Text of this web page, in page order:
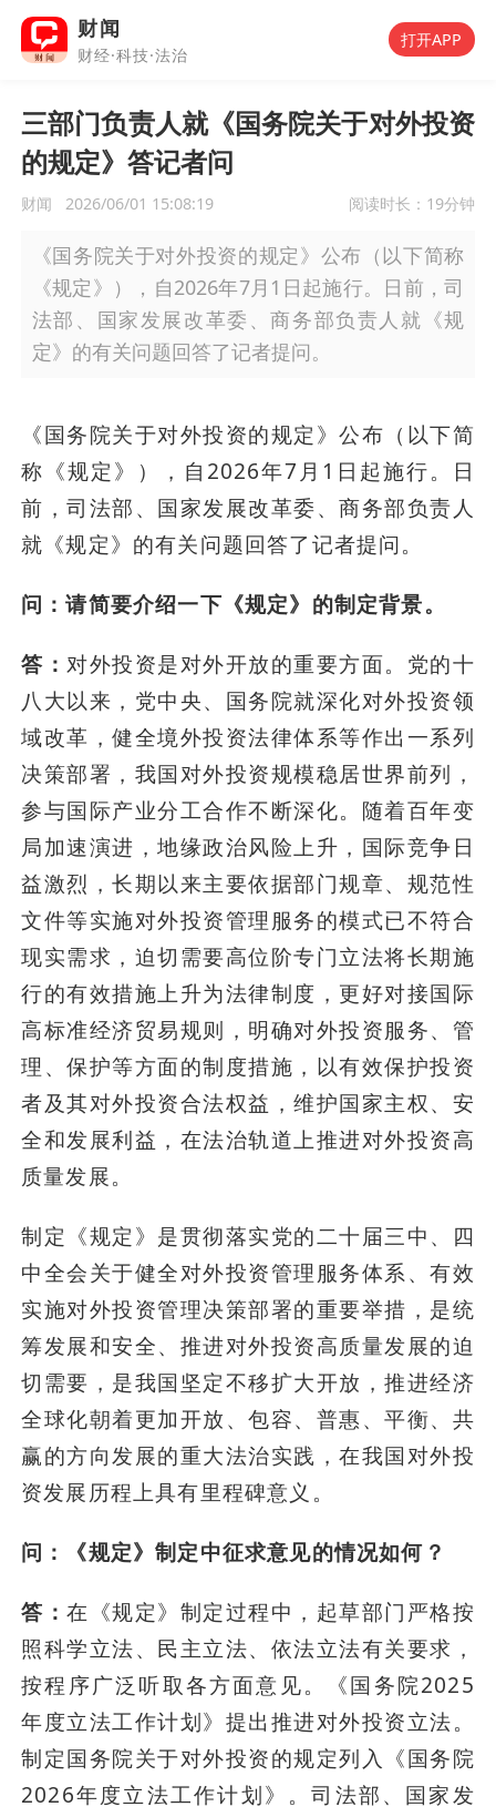
财闻
财经·科技·法治
打开APP
三部门负责人就《国务院关于对外投资
的规定》答记者问
财闻 2026/06/01 15:08:19 阅读时长： 19分钟
《国务院关于对外投资的规定》公布（以下简称
《规定》），自2026年7月1日起施行。日前，司
法部、国家发展改革委、商务部负责人就《规
定》的有关问题回答了记者提问。
《国务院关于对外投资的规定》公布（以下简
称《规定》），自2026年7月1日起施行。日
前，司法部、国家发展改革委、商务部负责人
就《规定》的有关问题回答了记者提问。
问：请简要介绍一下《规定》的制定背景。
答：对外投资是对外开放的重要方面。党的十
八大以来，党中央、国务院就深化对外投资领
域改革，健全境外投资法律体系等作出一系列
决策部署，我国对外投资规模稳居世界前列，
参与国际产业分工合作不断深化。随着百年变
局加速演进，地缘政治风险上升，国际竞争日
益激烈，长期以来主要依据部门规章、规范性
文件等实施对外投资管理服务的模式已不符合
现实需求，迫切需要高位阶专门立法将长期施
行的有效措施上升为法律制度，更好对接国际
高标准经济贸易规则，明确对外投资服务、管
理、保护等方面的制度措施，以有效保护投资
者及其对外投资合法权益，维护国家主权、安
全和发展利益，在法治轨道上推进对外投资高
质量发展。
制定《规定》是贯彻落实党的二十届三中、四
中全会关于健全对外投资管理服务体系、有效
实施对外投资管理决策部署的重要举措，是统
筹发展和安全、推进对外投资高质量发展的迫
切需要，是我国坚定不移扩大开放，推进经济
全球化朝着更加开放、包容、普惠、平衡、共
赢的方向发展的重大法治实践，在我国对外投
资发展历程上具有里程碑意义。
问：《规定》制定中征求意见的情况如何？
答：在《规定》制定过程中，起草部门严格按
照科学立法、民主立法、依法立法有关要求，
按程序广泛听取各方面意见。《国务院2025
年度立法工作计划》提出推进对外投资立法。
制定国务院关于对外投资的规定列入《国务院
2026年度立法工作计划》。司法部、国家发